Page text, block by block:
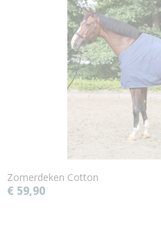
Zomerdeken Cotton
€ 59,90